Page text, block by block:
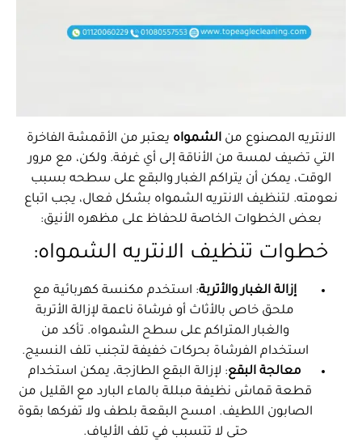
الانتريه المصنوع من الشمواه يعتبر من الأقمشة الفاخرة
التي تضيف لمسة من الأناقة إلى أي غرفة. ولكن، مع مرور
الوقت، يمكن أن يتراكم الغبار والبقع على سطحه بسبب
نعومته. لتنظيف الانتريه الشمواه بشكل فعال، يجب اتباع
بعض الخطوات الخاصة للحفاظ على مظهره الأنيق:
خطوات تنظيف الانتريه الشمواه:
إزالة الغبار والأتربة: استخدم مكنسة كهربائية مع
ملحق خاص بالأثاث أو فرشاة ناعمة لإزالة الأتربة
والغبار المتراكم على سطح الشمواه. تأكد من
استخدام الفرشاة بحركات خفيفة لتجنب تلف النسيج.
معالجة البقع: لإزالة البقع الطازجة، يمكن استخدام
قطعة قماش نظيفة مبللة بالماء البارد مع القليل من
الصابون اللطيف. امسح البقعة بلطف ولا تفركها بقوة
حتى لا تتسبب في تلف الألياف.